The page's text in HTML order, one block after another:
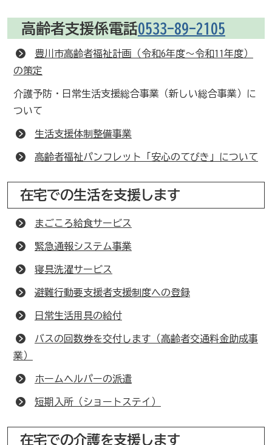
高齢者支援係電話0533-89-2105
豊川市高齢者福祉計画（令和6年度～令和11年度）
の策定
介護予防・日常生活支援総合事業（新しい総合事業）に
ついて
生活支援体制整備事業
高齢者福祉パンフレット「安心のてびき」について
在宅での生活を支援します
まごころ給食サービス
緊急通報システム事業
寝具洗濯サービス
避難行動要支援者支援制度への登録
日常生活用具の給付
バスの回数券を交付します（高齢者交通料金助成事
業）
ホームヘルパーの派遣
短期入所（ショートステイ）
在宅での介護を支援します